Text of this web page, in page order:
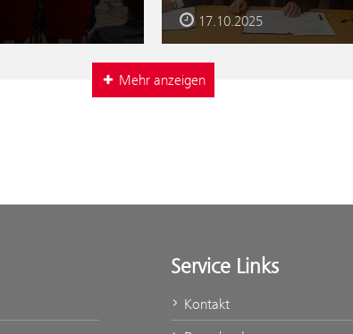
17.10.2025
Mehr anzeigen
Service Links
Kontakt